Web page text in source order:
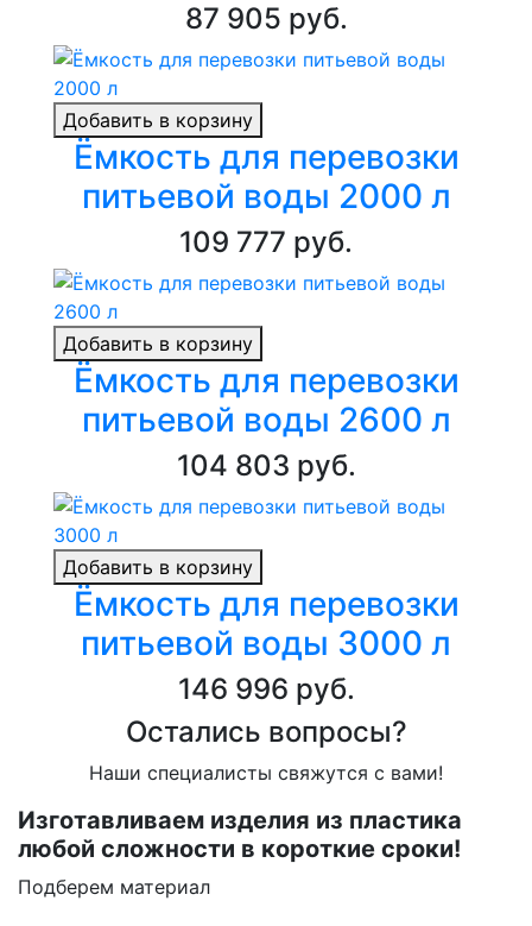
87 905 руб.
Добавить в корзину
Ёмкость для перевозки
питьевой воды 2000 л
109 777 руб.
Добавить в корзину
Ёмкость для перевозки
питьевой воды 2600 л
104 803 руб.
Добавить в корзину
Ёмкость для перевозки
питьевой воды 3000 л
146 996 руб.
Остались вопросы?
Наши специалисты свяжутся с вами!
Изготавливаем изделия из пластика
любой сложности в короткие сроки!
Подберем материал